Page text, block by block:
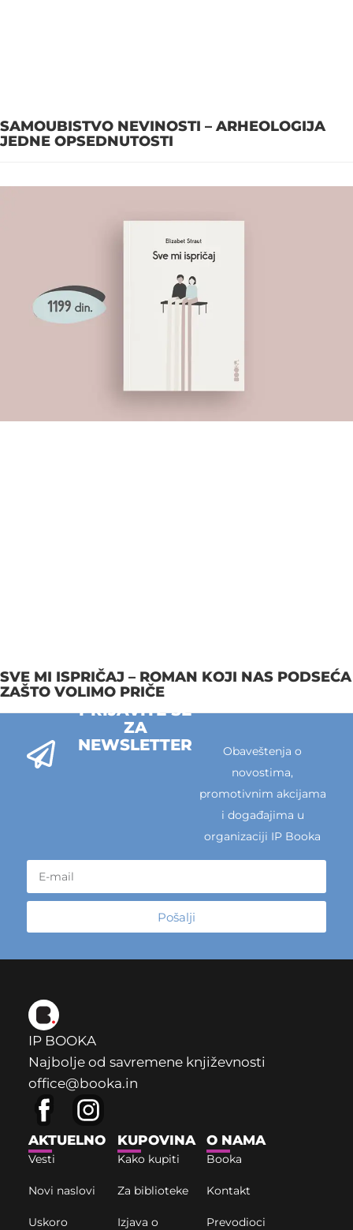
SAMOUBISTVO NEVINOSTI – ARHEOLOGIJA
JEDNE OPSEDNUTOSTI
SVE MI ISPRIČAJ – ROMAN KOJI NAS PODSEĆA
ZAŠTO VOLIMO PRIČE
PRIJAVITE SE
ZA
NEWSLETTER
Obaveštenja o
novostima,
promotivnim akcijama
i događajima u
organizaciji IP Booka
Pošalji
IP BOOKA
Najbolje od savremene književnosti
office@booka.in
AKTUELNO
Vesti
Novi naslovi
Uskoro
KUPOVINA
Kako kupiti
Za biblioteke
Izjava o
O NAMA
Booka
Kontakt
Prevodioci